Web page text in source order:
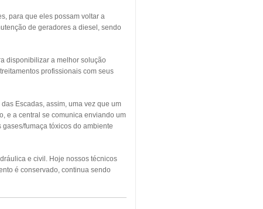
para que eles possam voltar a
de geradores a diesel, sendo
disponibilizar a melhor solução
profissionais com seus
Escadas, assim, uma vez que um
e a central se comunica enviando um
fumaça tóxicos do ambiente
e civil. Hoje nossos técnicos
é conservado, continua sendo